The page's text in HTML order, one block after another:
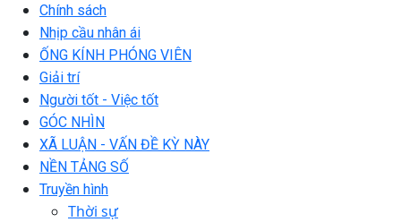
Chính sách
Nhịp cầu nhân ái
ỐNG KÍNH PHÓNG VIÊN
Giải trí
Người tốt - Việc tốt
GÓC NHÌN
XÃ LUẬN - VẤN ĐỀ KỲ NÀY
NỀN TẢNG SỐ
Truyền hình
Thời sự